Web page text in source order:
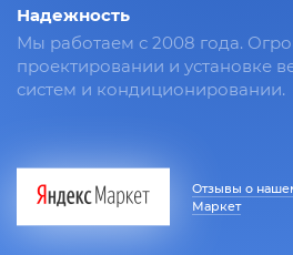
Надежность
Мы работаем с 2008 года.
проектировании и установке
систем и кондиционировании.
Отзывы о
Маркет